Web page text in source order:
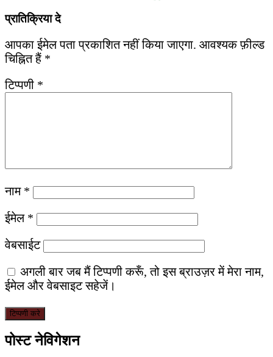
प्रातिक्रिया दे
आपका ईमेल पता प्रकाशित नहीं किया जाएगा. आवश्यक फ़ील्ड
चिह्नित हैं *
टिप्पणी *
नाम *
ईमेल *
वेबसाईट
अगली बार जब मैं टिप्पणी करूँ, तो इस ब्राउज़र में मेरा नाम,
ईमेल और वेबसाइट सहेजें।
पोस्ट नेविगेशन